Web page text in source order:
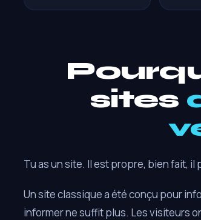
sites
Tu as un site. Il est propre, bien fait, il
Un site classique a été conçu pour
informer ne suffit plus. Les visiteurs